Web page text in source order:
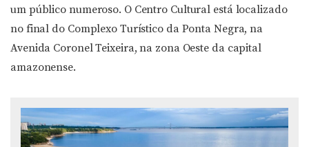
um público numeroso. O Centro Cultural está localizado
no final do Complexo Turístico da Ponta Negra, na
Avenida Coronel Teixeira, na zona Oeste da capital
amazonense.